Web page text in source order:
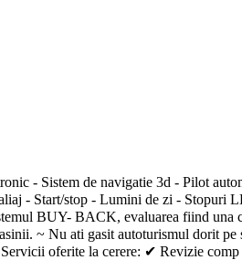
- Sistem de navigatie 3d - Pilot
- Start/stop - Lumini de zi -
BUY- BACK, evaluarea fiind una
~ Nu ati gasit autoturismul dorit pe
oferite la cerere: ✔ Revizie comp